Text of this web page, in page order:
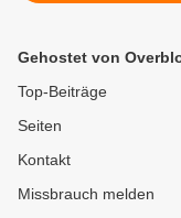
Gehostet von
Top-Beiträge
Seiten
Kontakt
Missbrauch melden